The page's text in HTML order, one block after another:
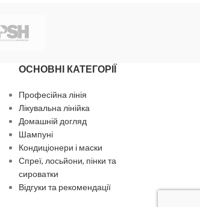
ОСНОВНІ КАТЕГОРІЇ
Професійна лінія
Лікувальна лінійка
Домашній догляд
Шампуні
Кондиціонери і маски
Спреї, лосьйони, пінки та
сироватки
Відгуки та рекомендації